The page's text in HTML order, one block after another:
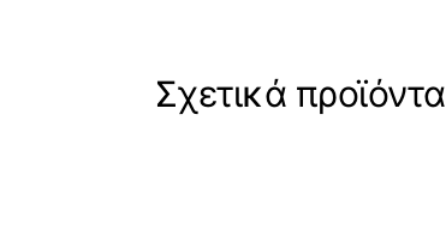
Σχετικά προϊόντα